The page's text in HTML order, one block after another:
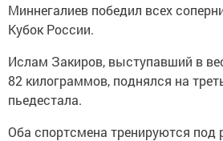
Миннегалиев победил всех
Кубок России.
Ислам Закиров, выступавший в
82 килограммов, поднялся на
пьедестала.
Оба спортсмена тренируются под